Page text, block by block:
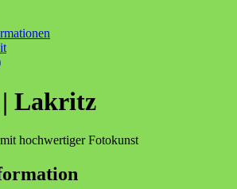
Lakritz
hochwertiger Fotokunst